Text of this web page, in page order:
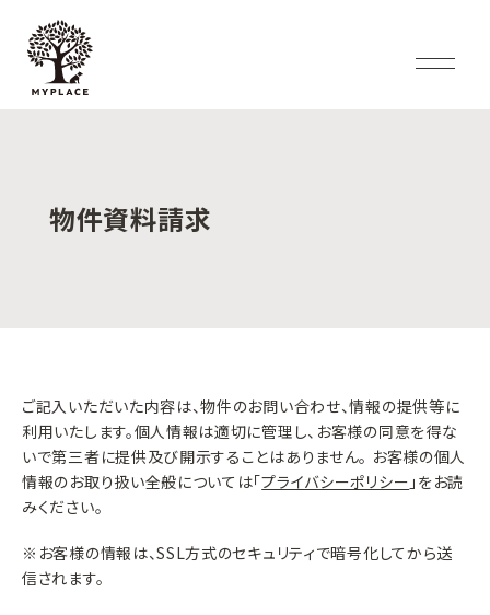
物件資料請求
ご記入いただいた内容は、物件のお問い合わせ、情報の提供等に
利用いたします。個人情報は適切に管理し、お客様の同意を得な
いで第三者に提供及び開示することはありません。 お客様の個人
情報のお取り扱い全般については「プライバシーポリシー 」をお読
みください。
※お客様の情報は、SSL方式のセキュリティで暗号化してから送
信されます。